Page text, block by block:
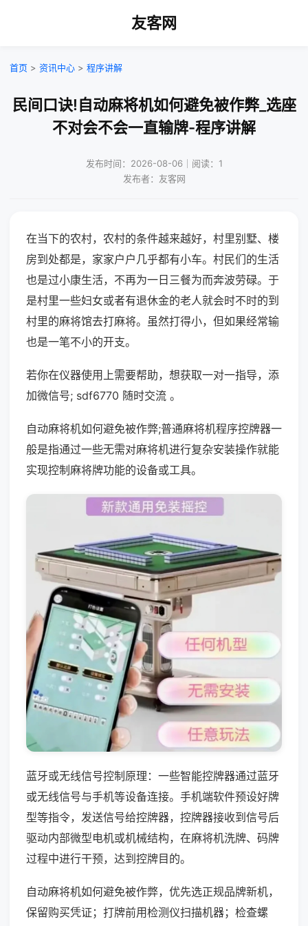
友客网
首页 > 资讯中心 > 程序讲解
民间口诀!自动麻将机如何避免被作弊_选座
不对会不会一直输牌-程序讲解
发布时间：2026-08-06｜阅读：1
发布者：友客网
在当下的农村，农村的条件越来越好，村里别墅、楼
房到处都是，家家户户几乎都有小车。村民们的生活
也是过小康生活，不再为一日三餐为而奔波劳碌。于
是村里一些妇女或者有退休金的老人就会时不时的到
村里的麻将馆去打麻将。虽然打得小，但如果经常输
也是一笔不小的开支。
若你在仪器使用上需要帮助，想获取一对一指导，添
加微信号; sdf6770 随时交流 。
自动麻将机如何避免被作弊;普通麻将机程序控牌器一
般是指通过一些无需对麻将机进行复杂安装操作就能
实现控制麻将牌功能的设备或工具。
蓝牙或无线信号控制原理：一些智能控牌器通过蓝牙
或无线信号与手机等设备连接。手机端软件预设好牌
型等指令，发送信号给控牌器，控牌器接收到信号后
驱动内部微型电机或机械结构，在麻将机洗牌、码牌
过程中进行干预，达到控牌目的。
自动麻将机如何避免被作弊，优先选正规品牌新机，
保留购买凭证；打牌前用检测仪扫描机器；检查螺